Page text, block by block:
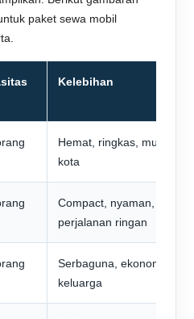
paket sewa mobil
Kelebihan
Hemat, ringkas, mudah
kota
Compact, nyaman, cocok
perjalanan ringan
Serbaguna, ekonomis,
keluarga